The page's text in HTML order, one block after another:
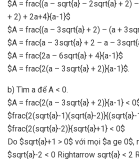
$A = frac{(a – sqrt{a} – 2sqrt{a} + 2)
+ 2) + 2a+4}{a-1}$
$A = frac{(a – 3sqrt{a} + 2) – (a +
$A = frac{a – 3sqrt{a} + 2 – a –
$A = frac{2a – 6sqrt{a} + 4}{a-1}$
$A = frac{2(a – 3sqrt{a} + 2)}{a-1}$.
b) Tìm a để A < 0.
$A = frac{2(a – 3sqrt{a} + 2)}{a-1} <
$frac{2(sqrt{a}-1)(sqrt{a}-2)}{(sqrt{a}-
$frac{2(sqrt{a}-2)}{sqrt{a}+1} < 0$
Do $sqrt{a}+1 > 0$ với mọi $a ge 0$,
$sqrt{a}-2 < 0 Rightarrow sqrt{a} < 2